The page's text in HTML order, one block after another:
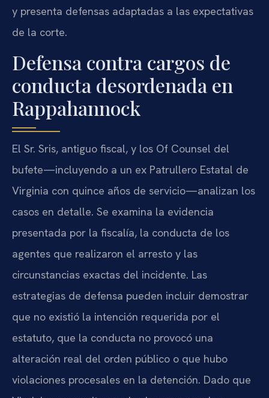
y presenta defensas adaptadas a las expectativas
de la corte.
Defensa contra cargos de
conducta desordenada en
Rappahannock
El Sr. Sris, antiguo fiscal, y los Of Counsel del
bufete—incluyendo a un ex Patrullero Estatal de
Virginia con quince años de servicio—analizan los
casos en detalle. Se examina la evidencia
presentada por la fiscalía, la conducta de los
agentes que realizaron el arresto y las
circunstancias exactas del incidente. Las
estrategias de defensa pueden incluir demostrar
que no existió la intención requerida por el
estatuto, que la conducta no provocó una
alteración real del orden público o que hubo
violaciones procesales en la detención. Dado que